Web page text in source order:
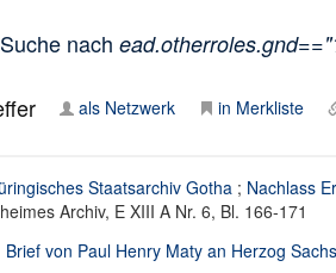
nach
als Netzwerk in Merkliste
Staatsarchiv Gotha ; Nachlass
Archiv, E XIII A Nr. 6, Bl. 166-171
Brief von Paul Henry Maty an Herzog